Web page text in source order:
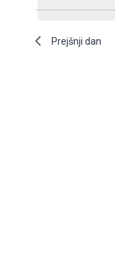
Prejšnji dan